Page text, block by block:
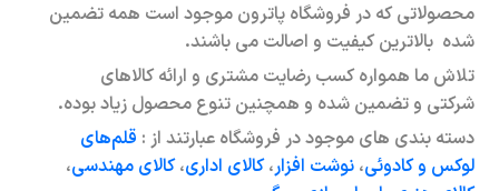
محصولاتی که در فروشگاه پاترون موجود است همه تضمین
شده بالاترین کیفیت و اصالت می باشند.
تلاش ما همواره کسب رضایت مشتری و ارائه کالاهای
شرکتی و تضمین شده و همچنین تنوع محصول زیاد بوده.
دسته بندی های موجود در فروشگاه عبارتند از : قلم‌های
لوکس و کادوئی، نوشت افزار،کالای اداری،کالای مهندسی،